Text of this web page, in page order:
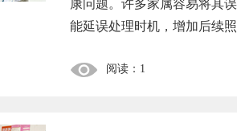
康问题。许多家属容易将其
能延误处理时机，增加后续
阅读：1